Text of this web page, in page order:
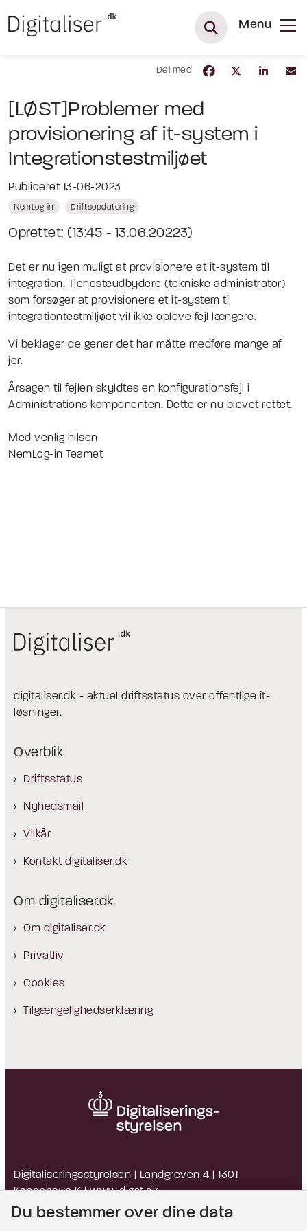
Menu
Del med
[LØST]Problemer med
provisionering af it-system i
Integrationstestmiljøet
Publiceret 13-06-2023
NemLog-in Driftsopdatering
Oprettet: (13:45 - 13.06.20223)
Det er nu igen muligt at provisionere et it-system til
integration. Tjenesteudbydere (tekniske administrator)
som forsøger at provisionere et it-system til
integrationtestmiljøet vil ikke opleve fejl længere.
Vi beklager de gener det har måtte medføre mange af
jer.
Årsagen til fejlen skyldtes en konfigurationsfejl i
Administrations komponenten. Dette er nu blevet rettet.
Med venlig hilsen
NemLog-in Teamet
digitaliser.dk - aktuel driftsstatus over offentlige it-
løsninger.
Overblik
Driftsstatus
Nyhedsmail
Vilkår
Kontakt digitaliser.dk
Om digitaliser.dk
Om digitaliser.dk
Privatliv
Cookies
Tilgængelighedserklæring
Digitaliseringsstyrelsen | Landgreven 4 | 1301
København K |www.digst.dk
EAN: 5798009814203 | CVR: 34051178
Du bestemmer over dine data